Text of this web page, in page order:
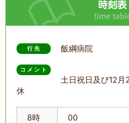
行先 飯綱病院
コメント
土日祝日及び12
休
8時 00